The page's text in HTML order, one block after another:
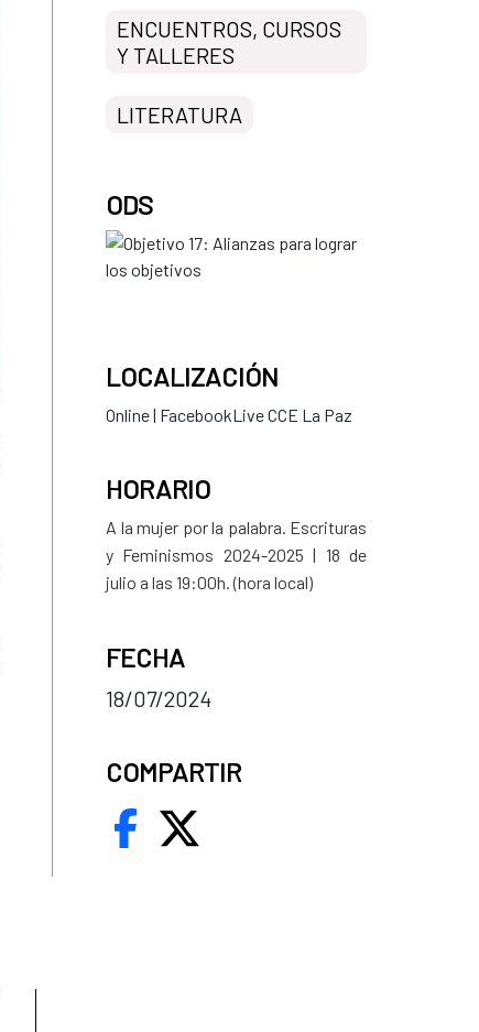
ENCUENTROS, CURSOS
Y TALLERES
LITERATURA
ODS
LOCALIZACIÓN
Online | FacebookLive CCE La Paz
HORARIO
A la mujer por la palabra. Escrituras
y Feminismos 2024-2025 | 18 de
julio a las 19:00h. (hora local)
FECHA
18/07/2024
COMPARTIR